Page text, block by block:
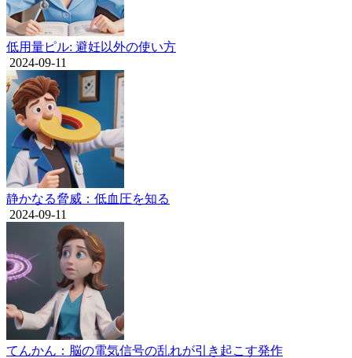
低用量ピル: 避妊以外の使い方
2024-09-11
静かなる脅威：低血圧を知る
2024-09-11
てんかん：脳の電気信号の乱れが引き起こす発作